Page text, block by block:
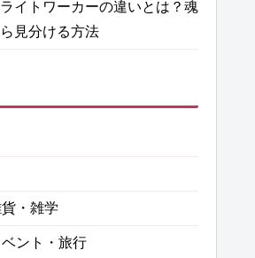
イトワーカーの違いとは？魂
見分ける方法
・雑学
ント・旅行